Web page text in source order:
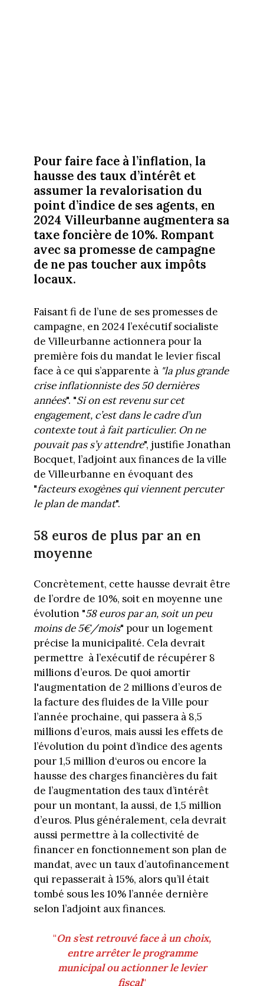
Pour faire face à l’inflation, la
hausse des taux d’intérêt et
assumer la revalorisation du
point d’indice de ses agents, en
2024 Villeurbanne augmentera sa
taxe foncière de 10%. Rompant
avec sa promesse de campagne
de ne pas toucher aux impôts
locaux.
Faisant fi de l’une de ses promesses de
campagne, en 2024 l’exécutif socialiste
de Villeurbanne actionnera pour la
première fois du mandat le levier fiscal
face à ce qui s’apparente à "la plus grande
crise inflationniste des 50 dernières
années". "Si on est revenu sur cet
engagement, c’est dans le cadre d’un
contexte tout à fait particulier. On ne
pouvait pas s’y attendre", justifie Jonathan
Bocquet, l’adjoint aux finances de la ville
de Villeurbanne en évoquant des
"facteurs exogènes qui viennent percuter
le plan de mandat".
58 euros de plus par an en
moyenne
Concrètement, cette hausse devrait être
de l’ordre de 10%, soit en moyenne une
évolution "58 euros par an, soit un peu
moins de 5€/mois" pour un logement
précise la municipalité. Cela devrait
permettre à l’exécutif de récupérer 8
millions d’euros. De quoi amortir
l'augmentation de 2 millions d’euros de
la facture des fluides de la Ville pour
l’année prochaine, qui passera à 8,5
millions d’euros, mais aussi les effets de
l’évolution du point d’indice des agents
pour 1,5 million d‘euros ou encore la
hausse des charges financières du fait
de l’augmentation des taux d’intérêt
pour un montant, la aussi, de 1,5 million
d’euros. Plus généralement, cela devrait
aussi permettre à la collectivité de
financer en fonctionnement son plan de
mandat, avec un taux d’autofinancement
qui repasserait à 15%, alors qu’il était
tombé sous les 10% l’année dernière
selon l’adjoint aux finances.
"On s’est retrouvé face à un choix,
entre arrêter le programme
municipal ou actionner le levier
fiscal"